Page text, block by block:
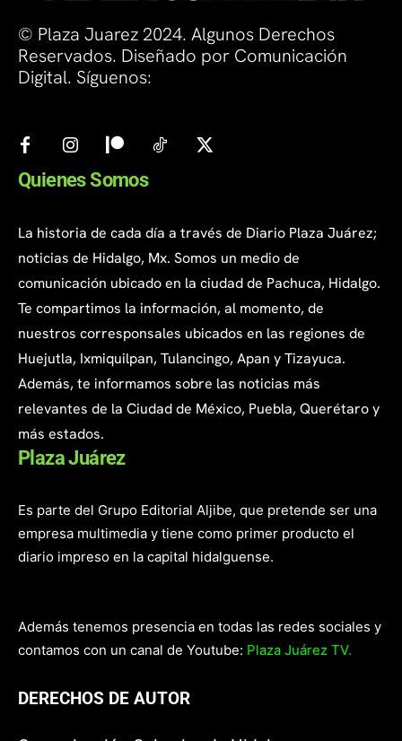
© Plaza Juarez 2024. Algunos Derechos
Reservados. Diseñado por Comunicación
Digital. Síguenos:
Quienes Somos
La historia de cada día a través de Diario Plaza Juárez;
noticias de Hidalgo, Mx. Somos un medio de
comunicación ubicado en la ciudad de Pachuca, Hidalgo.
Te compartimos la información, al momento, de
nuestros corresponsales ubicados en las regiones de
Huejutla, Ixmiquilpan, Tulancingo, Apan y Tizayuca.
Además, te informamos sobre las noticias más
relevantes de la Ciudad de México, Puebla, Querétaro y
más estados.
Plaza Juárez
Es parte del Grupo Editorial Aljibe, que pretende ser una
empresa multimedia y tiene como primer producto el
diario impreso en la capital hidalguense.
Además tenemos presencia en todas las redes sociales y
contamos con un canal de Youtube: Plaza Juárez TV.
DERECHOS DE AUTOR